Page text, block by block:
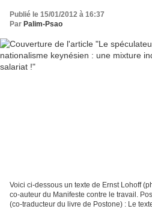
Publié le 15/01/2012 à 16:37
Par Palim-Psao
Voici ci-dessous un texte de Ernst Lohoff
co-auteur du Manifeste contre le travail.
(co-traducteur du livre de Postone) : Le